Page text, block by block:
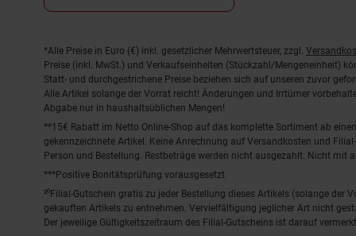
Fußnoten
*Alle Preise in Euro (€) inkl. gesetzlicher Mehrwertsteuer, zzgl.
Preise (inkl. MwSt.) und Verkaufseinheiten (Stückzahl/Mengeneinheit)
Statt- und durchgestrichene Preise beziehen sich auf unseren zuvor
Alle Artikel solange der Vorrat reicht! Änderungen und Irrtümer
Abgabe nur in haushaltsüblichen Mengen!
**15€ Rabatt im Netto Online-Shop auf das komplette Sortiment ab
gekennzeichnete Artikel. Keine Anrechnung auf Versandkosten und
Person und Bestellung. Restbeträge werden nicht ausgezahlt. Nicht mit
***Positive Bonitätsprüfung vorausgesetzt
²⁰Filial-Gutschein gratis zu jeder Bestellung dieses Artikels (solange
gekauften Artikels zu entnehmen. Vervielfältigung jeglicher Art nicht
Der jeweilige Gültigkeitszeitraum des Filial-Gutscheins ist darauf